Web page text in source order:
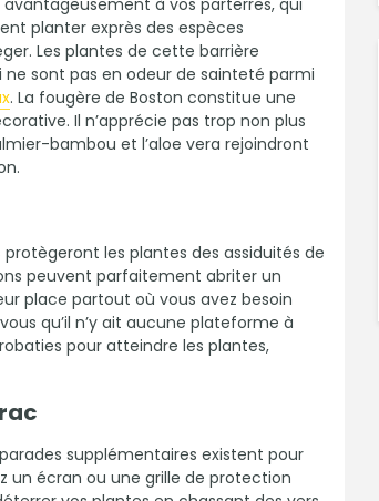
à vos parterres, qui
planter exprès des espèces
Les plantes de cette barrière
sont pas en odeur de sainteté parmi
. La fougère de Boston constitue une
Il n’apprécie pas trop non plus
bambou et l’aloe vera rejoindront
les plantes des assiduités de
peuvent parfaitement abriter un
place partout où vous avez besoin
qu’il n’y ait aucune plateforme à
pour atteindre les plantes,
supplémentaires existent pour
un écran ou une grille de protection